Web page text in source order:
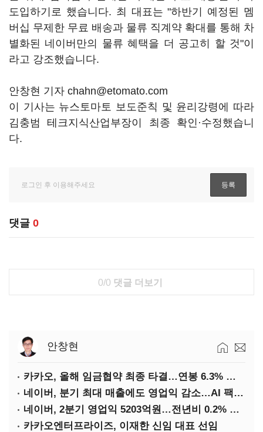
도입하기로 했습니다. 최 대표는 "하반기 예정된 멤
버십 무제한 무료 배송과 물류 직계약 확대를 통해 차
별화된 네이버만의 물류 혜택을 더 공고히 할 것"이
라고 강조했습니다.
안창현 기자 chahn@etomato.com
이 기사는 뉴스토마토 보도준칙 및 윤리강령에 따라
김충범 테크지식산업부장이 최종 확인·수정했습니
다.
댓글 0
0/0 댓글 더보기
안창현
카카오, 올해 임금협약 최종 타결…연봉 6.3% 인상·격려금 300만원
네이버, 분기 최대 매출에도 영업익 감소…AI 팩토리 속도
네이버, 2분기 영업익 5203억원…전년비 0.2% 감소
카카오엔터프라이즈, 이재한 신임 대표 선임